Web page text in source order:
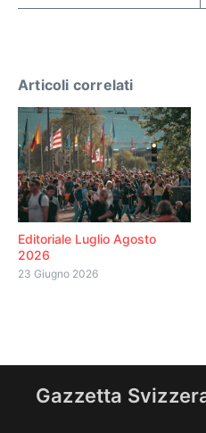
Articoli correlati
Editoriale Luglio Agosto
2026
23 Giugno 2026
Gazzetta